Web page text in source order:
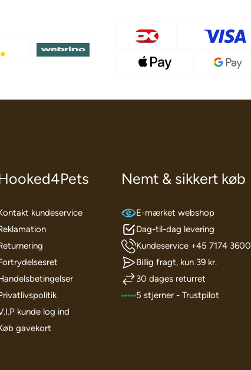
kundeservice
kunde log ind
gavekort
Nemt & sikkert køb
E-mærket webshop
Dag-til-dag levering
Kundeservice +45 7174 3600
Billig fragt, kun 39 kr.
30 dages returret
5 stjerner - Trustpilot